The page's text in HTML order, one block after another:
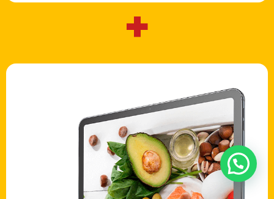
+